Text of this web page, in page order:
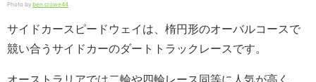
Photo by ben.crowe44
サイドカースピードウェイは、楕円形のオーバルコースで
競い合うサイドカーのダートトラックレースです。